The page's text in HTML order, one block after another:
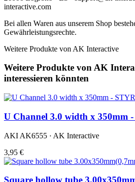
interactive.com
Bei allen Waren aus unserem Shop
Gewährleistungsrechte.
Weitere Produkte von AK Interactive
Weitere Produkte von AK
interessieren könnten
U Channel 3.0 width x 350mm
AKI AK6555 · AK Interactive
3,95 €
Square hollow tube